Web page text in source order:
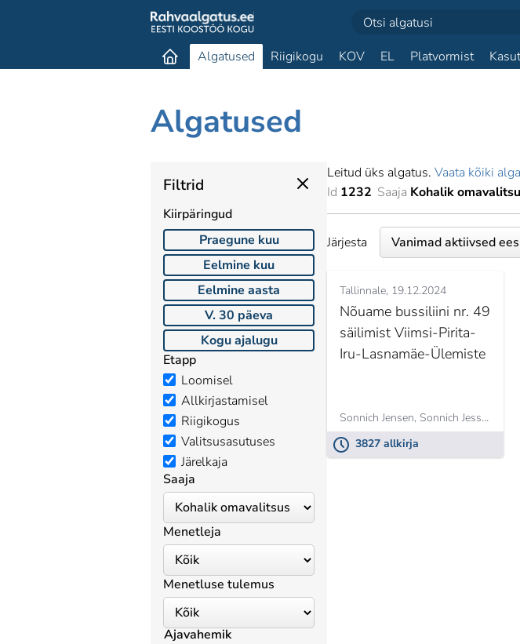
Algatused Riigikogu KOV EL Platvormist
Algatused
Filtrid
Kiirpäringud
Praegune kuu
Eelmine kuu
Eelmine aasta
V. 30 päeva
Kogu ajalugu
Etapp
Loomisel
Allkirjastamisel
Riigikogus
Valitsusasutuses
Järelkaja
Saaja
Menetleja
Menetluse tulemus
Ajavahemik
Leitud üks algatus. Vaata kõiki
Id 1232 Saaja Kohalik
Järjesta
Tallinnale 19.12.2024
Nõuame bussiliini nr. 49
säilimist Viimsi-Pirita-
Iru-Lasnamäe-Ülemiste
Sonnich Jensen, Sonnich Jessen Jensen
3827 allkirja